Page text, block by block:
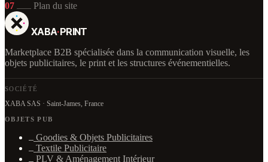
07 Plan du site
XABA·PRINT
Marketplace B2B spécialisée dans la communication visuelle, les
objets publicitaires, le print et les structures événementielles.
SOCIÉTÉ
XABA SAS · Saint-James, France
OBJETS PUB
Goodies & Objets Publicitaires
Textile Publicitaire
PLV & Aménagement Intérieur